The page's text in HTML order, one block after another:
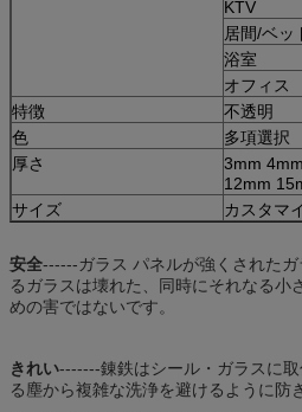
KTV
居間/ベッ
浴室
オフィス
特徴
不透明
色
多項選択
厚さ
3mm
12mm
サイズ
カスタマ
安全------ガラス パネルが強くされた
るガラスは壊れた、同時にそれなる小
めの害ではないです。
きれい-------錬鉄はシール・ガラスに
る塵から複雑な洗浄を避けるように防